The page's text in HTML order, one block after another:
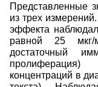
Представленные
из трех
эффекта
равной 25
достаточный
концентраций в